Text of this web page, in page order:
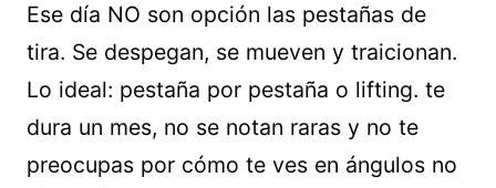
Ese día NO son opción las pestañas de
tira. Se despegan, se mueven y traicionan.
Lo ideal: pestaña por pestaña o lifting. te
dura un mes, no se notan raras y no te
preocupas por cómo te ves en ángulos no